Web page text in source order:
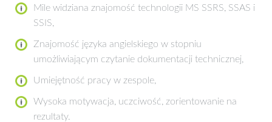
Mile widziana znajomość technologii MS SSRS, SSAS i
SSIS,
Znajomość języka angielskiego w stopniu
umożliwiającym czytanie dokumentacji technicznej,
Umiejętność pracy w zespole,
Wysoka motywacja, uczciwość, zorientowanie na
rezultaty.